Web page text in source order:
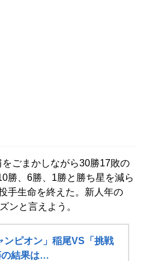
ごまかしながら30勝17敗の
勝、6勝、1勝と勝ち星を減ら
手生命を終えた。新人年の
ンと言えよう。
ピオン」稲尾VS「挑戦
の結果は…